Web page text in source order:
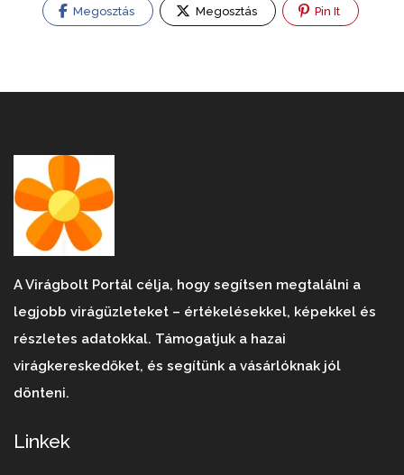
Megosztás Megosztás Pin It
A Virágbolt Portál célja, hogy segítsen megtalálni a
legjobb virágüzleteket – értékelésekkel, képekkel és
részletes adatokkal. Támogatjuk a hazai
virágkereskedőket, és segítünk a vásárlóknak jól
dönteni.
Linkek